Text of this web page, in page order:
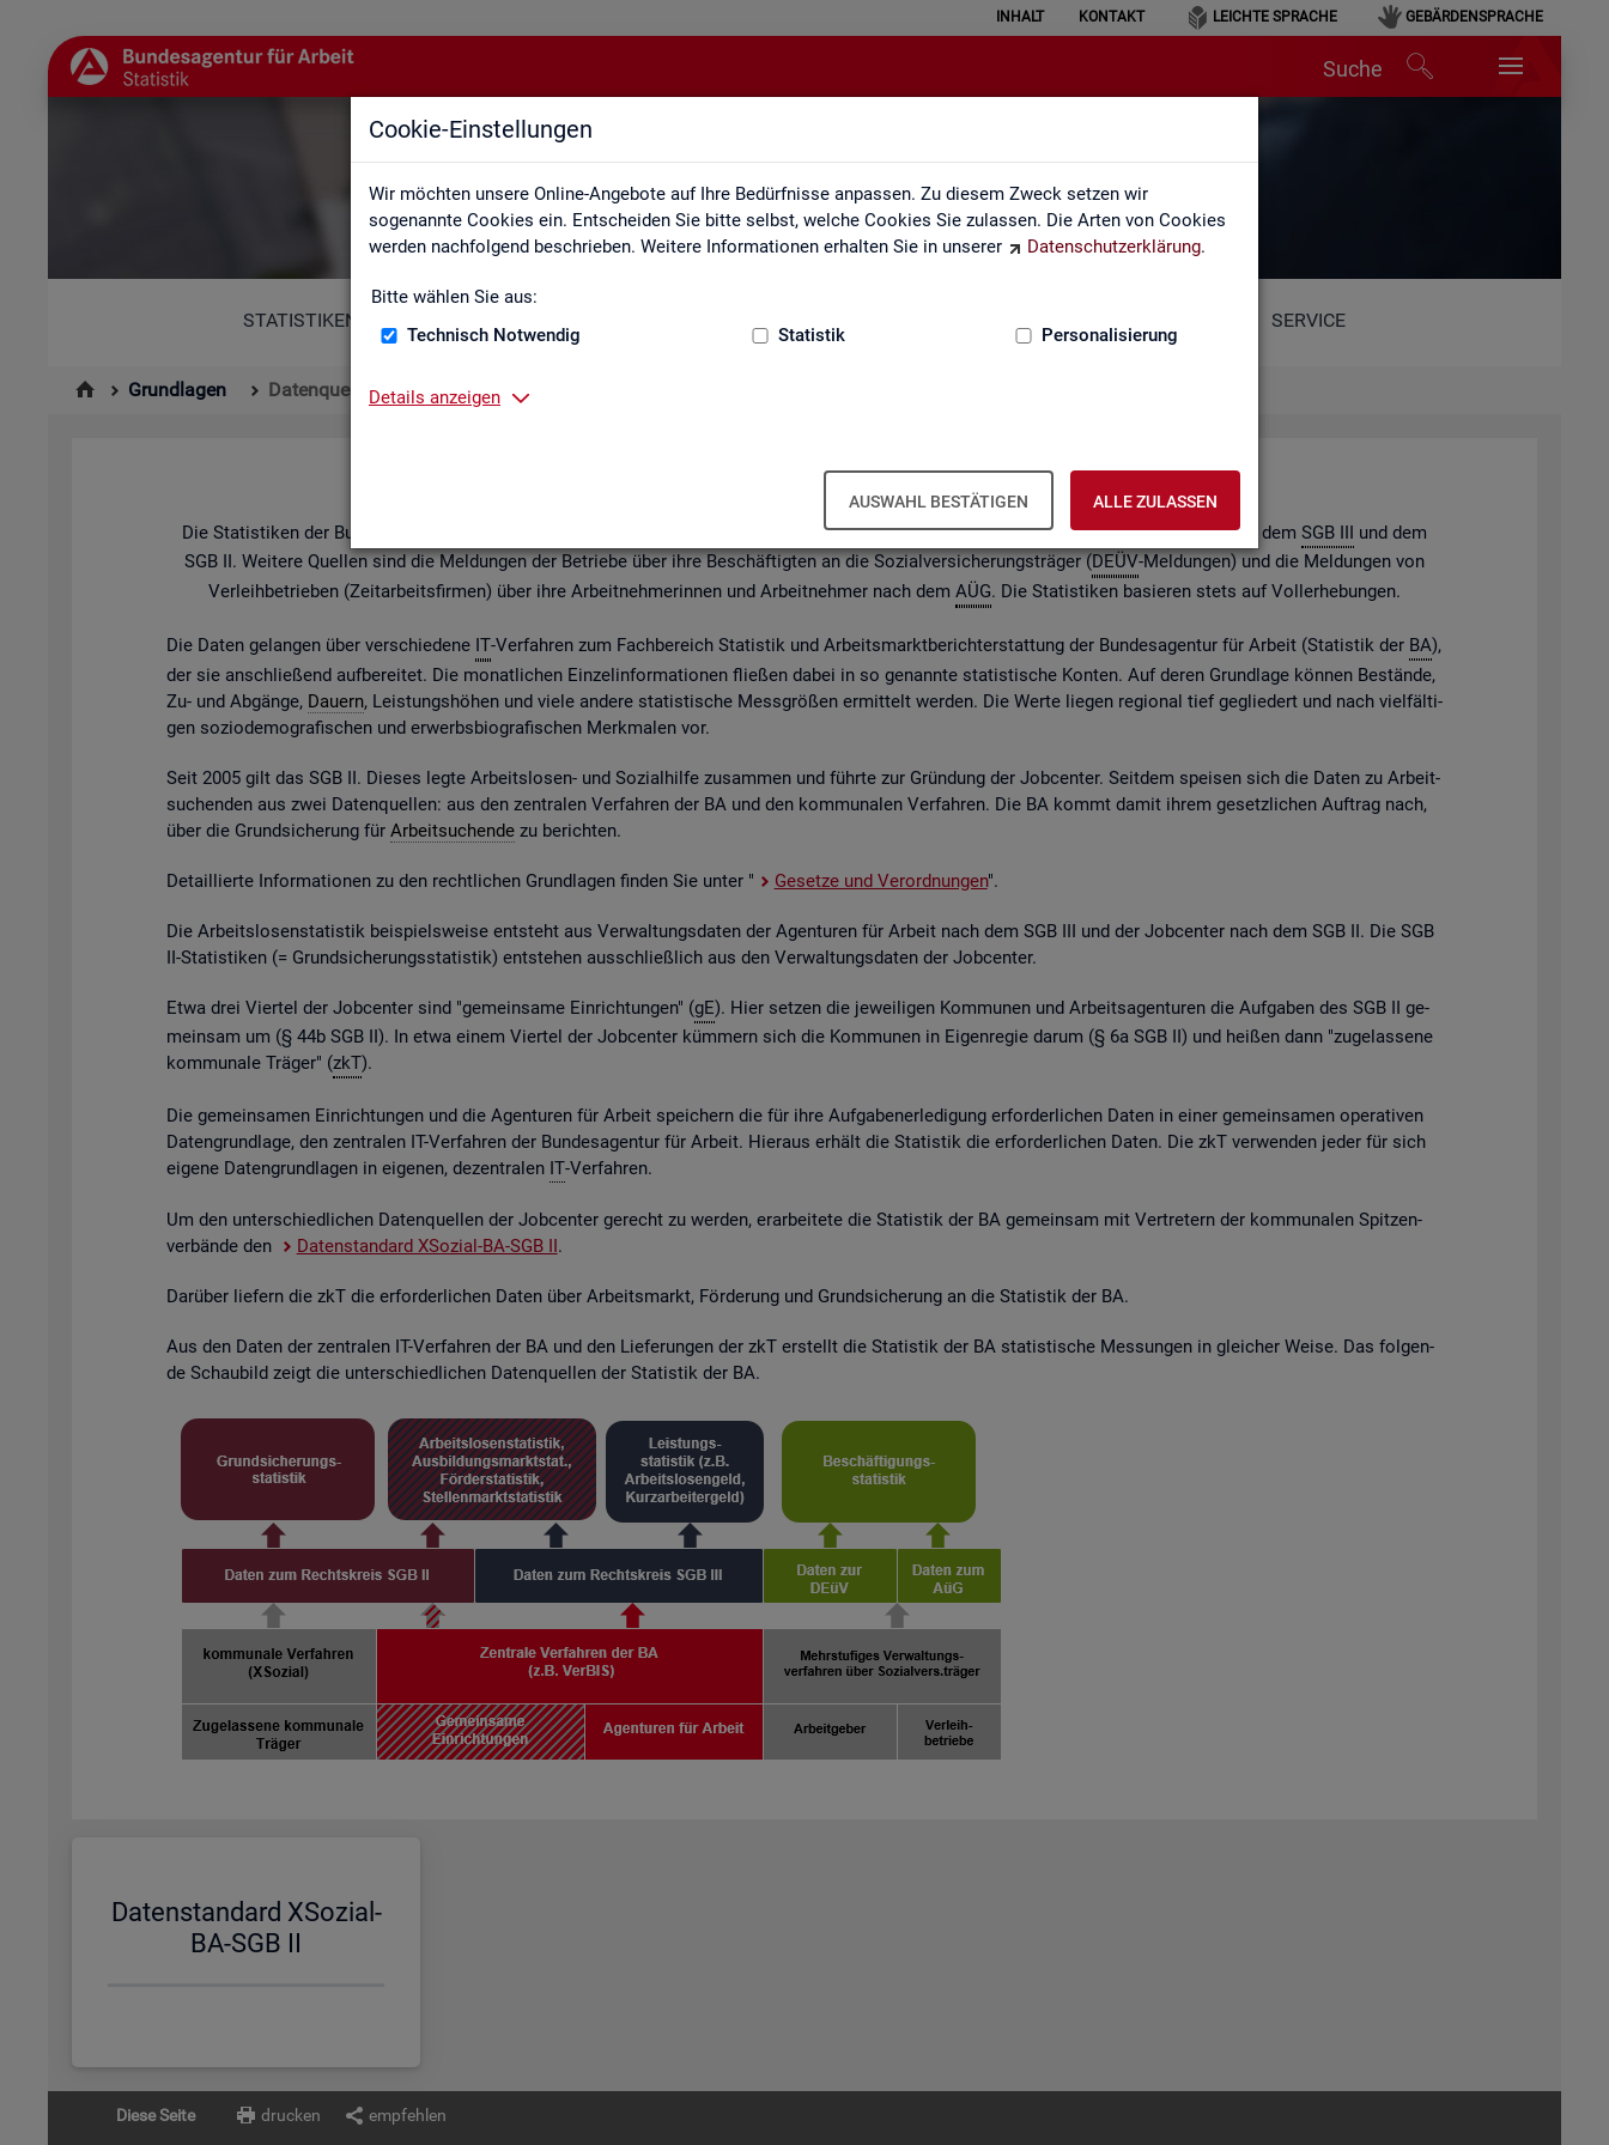
Cookie-Einstellungen
Wir möchten unsere Online-Angebote auf Ihre Bedürfnisse anpassen. Zu diesem Zweck setzen wir
sogenannte Cookies ein. Entscheiden Sie bitte selbst, welche Cookies Sie zulassen. Die Arten von Cookies
werden nachfolgend beschrieben. Weitere Informationen erhalten Sie in unserer
Datenschutzerklärung.
Bitte wählen Sie aus:
Technisch Notwendig
Statistik Personalisierung
Details anzeigen
AUSWAHL BESTÄTIGEN ALLE ZULASSEN
INHALT KONTAKT LEICHTE SPRACHE GEBÄRDENSPRACHE
Suche
Datenquellen
STATISTIKEN SERVICE
Grundlagen Datenquellen
Da­ten­quel­len
Die Sta­tis­ti­ken der Bun­des­agen­tur für Ar­beit ba­sie­ren über­wie­gend auf Ge­schäfts­da­ten der Agen­tu­ren für Ar­beit und derJob­cen­ternach dem SGB III und dem
SGB II. Wei­te­re Quel­len sind die Mel­dun­gen der Be­trie­be über ihre Be­schäf­tig­ten an die So­zi­al­ver­si­che­rungs­trä­ger (DEÜV-Mel­dun­gen) und die Mel­dun­gen von
Ver­leih­be­trie­ben (Zeit­ar­beits­fir­men) über ihre Ar­beit­neh­me­rin­nen und Ar­beit­neh­mer nach dem AÜG. Die Sta­tis­ti­ken ba­sie­ren stets auf Vol­l­er­he­bun­gen.
Die Daten ge­lan­gen über ver­schie­de­ne IT-Ver­fah­ren zum Fach­be­reich Sta­tis­tik und Ar­beits­markt­be­richt­erstat­tung der Bun­des­agen­tur für Ar­beit (Sta­tis­tik der BA),
der sie an­schlie­ßend auf­be­rei­tet. Die mo­nat­li­chen Ein­zel­in­for­ma­tio­nen flie­ßen dabei in so ge­nann­te sta­tis­ti­sche Kon­ten. Auf deren Grund­la­ge kön­nen Be­stän­de,
Zu- und Ab­gän­ge, Dau­ern, Leis­tungs­hö­hen und viele an­de­re sta­tis­ti­sche Mess­grö­ßen er­mit­telt wer­den. Die Werte lie­gen re­gio­nal tief ge­glie­dert und nach viel­fäl­ti­
gen so­zio­de­mo­gra­fi­schen und er­werbs­bio­gra­fi­schen Merk­ma­len vor.
Seit 2005 gilt das SGB II. Die­ses legte Ar­beits­lo­sen- und So­zi­al­hil­fe zu­sam­men und führ­te zur Grün­dung der Job­cen­ter. Seit­dem spei­sen sich die Daten zu Ar­beit­
su­chen­den aus zwei Da­ten­quel­len: aus den zen­tra­len Ver­fah­ren der BA und den kom­mu­na­len Ver­fah­ren. Die BA kommt damit ihrem ge­setz­li­chen Auf­trag nach,
über die Grund­si­che­rung für Ar­beit­su­chen­dezu be­rich­ten.
De­tail­lier­te In­for­ma­tio­nen zu den recht­li­chen Grund­la­gen fin­den Sie unter " Ge­set­ze und Ver­ord­nun­gen".
Die Ar­beits­lo­sen­sta­tis­tik bei­spiels­wei­se ent­steht aus Ver­wal­tungs­da­ten der Agen­tu­ren für Ar­beit nach dem SGB III und der Job­cen­ter nach dem SGB II. Die SGB
II-Sta­tis­ti­ken (= Grund­si­che­rungs­sta­tis­tik) ent­ste­hen aus­schlie­ß­lich aus den Ver­wal­tungs­da­ten der Job­cen­ter.
Etwa drei Vier­tel der Job­cen­ter sind "ge­mein­sa­me Ein­rich­tun­gen" (gE). Hier set­zen die je­wei­li­gen Kom­mu­nen und Ar­beits­agen­tu­ren die Auf­ga­ben des SGB II ge­
mein­sam um (§ 44b SGB II). In etwa einem Vier­tel der Job­cen­ter küm­mern sich die Kom­mu­nen in Ei­gen­re­gie darum (§ 6a SGB II) und hei­ßen dann "zu­ge­las­se­ne
kom­mu­na­le Trä­ger" (zkT).
Die ge­mein­sa­men Ein­rich­tun­gen und die Agen­tu­ren für Ar­beit spei­chern die für ihre Auf­ga­ben­er­le­di­gung er­for­der­li­chen Daten in einer ge­mein­sa­men ope­ra­ti­ven
Da­ten­grund­la­ge, den zen­tra­len IT-Ver­fah­ren der Bun­des­agen­tur für Ar­beit. Hier­aus er­hält die Sta­tis­tik die er­for­der­li­chen Daten. Die zkT ver­wen­den jeder für sich
ei­ge­ne Da­ten­grund­la­gen in ei­ge­nen, de­zen­tra­len IT-Ver­fah­ren.
Um den un­ter­schied­li­chen Da­ten­quel­len der Job­cen­ter ge­recht zu wer­den, er­ar­bei­te­te die Sta­tis­tik der BA ge­mein­sam mit Ver­tre­tern der kom­mu­na­len Spit­zen­
ver­bän­de den
Da­ten­stan­dard XSo­zi­al-BA-SGB II.
Dar­über lie­fern die zkT die er­for­der­li­chen Daten über Ar­beits­markt, För­de­rung und Grund­si­che­rung an die Sta­tis­tik der BA.
Aus den Daten der zen­tra­len IT-Ver­fah­ren der BA und den Lie­fe­run­gen der zkT er­stellt die Sta­tis­tik der BA sta­tis­ti­sche Mes­sun­gen in glei­cher Weise. Das fol­gen­
de Schau­bild zeigt die un­ter­schied­li­chen Da­ten­quel­len der Sta­tis­tik der BA.
Da­ten­stan­dard XSo­zi­al-
BA-SGB II
Diese Seite drucken empfehlen